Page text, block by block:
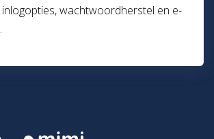
wachtwoordherstel en e-